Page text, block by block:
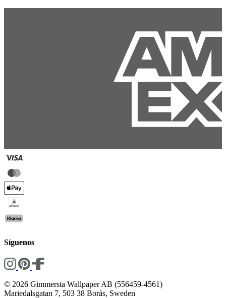
Síguenos
© 2026 Gimmersta Wallpaper AB (556459-4561)
Mariedalsgatan 7, 503 38 Borås, Sweden